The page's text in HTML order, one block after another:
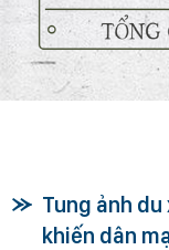
Tung ảnh du
khiến dân